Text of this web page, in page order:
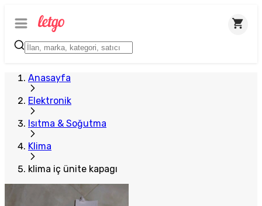
Anasayfa
Elektronik
Isıtma & Soğutma
Klima
klima iç ünite kapagı